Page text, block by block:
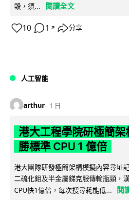
毀，須...
閱讀全文
10 1 ↗ 分享
人工智能
arthur 1 日
港大工程學院研極簡
勝標準 CPU 1 億倍
港大團隊研發極簡架構模擬內容尋址
二硫化鉬及半金屬銻克服傳輸瓶頸，
CPU快1億倍，每次搜尋耗能低...
閱